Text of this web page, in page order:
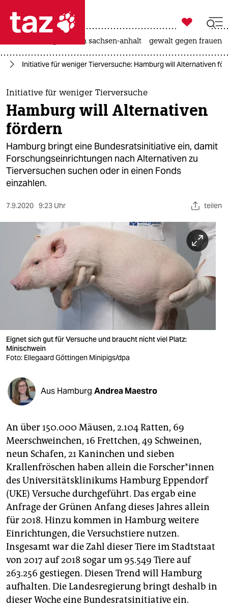
 taz zahl ich
taz zahl ich
themen
politik
öko
gesellschaft
kultur
sport
nord
wahrheit
veranstaltungen
shop
fragen & hilfe
unterstützen
genossenschaft
epaper login

taz zahl ich
landtagswahl in sachsen-anhalt gewalt gegen frauen
Initiative für weniger Tierversuche: Hamburg will Alternativen
Initiative für weniger Tierversuche
Hamburg will Alternativen
fördern
Hamburg bringt eine Bundesratsinitiative ein, damit
Forschungseinrichtungen nach Alternativen zu
Tierversuchen suchen oder in einen Fonds
einzahlen.
7.9.2020 9:23 Uhr teilen
Eignet sich gut für Versuche und braucht nicht viel Platz:
Minischwein
Foto: Ellegaard Göttingen Minipigs/dpa
Aus Hamburg Andrea Maestro
An über 150.000 Mäusen, 2.104 Ratten, 69
Meerschweinchen, 16 Frettchen, 49 Schweinen,
neun Schafen, 21 Kaninchen und sieben
Krallenfröschen haben allein die Forscher*innen
des Universitätsklinikums Hamburg Eppendorf
(UKE) Versuche durchgeführt. Das ergab eine
Anfrage der Grünen Anfang dieses Jahres allein
für 2018. Hinzu kommen in Hamburg weitere
Einrichtungen, die Versuchstiere nutzen.
Insgesamt war die Zahl dieser Tiere im Stadtstaat
von 2017 auf 2018 sogar um 95.549 Tiere auf
263.256 gestiegen. Diesen Trend will Hamburg
aufhalten. Die Landesregierung bringt deshalb in
dieser Woche eine Bundesratsinitiative ein.